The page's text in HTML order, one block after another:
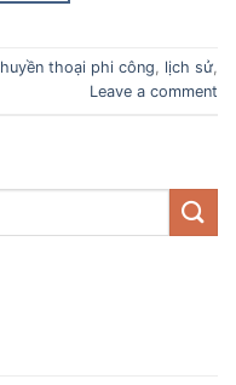
huyền thoại phi công, lịch sử,
Leave a comment